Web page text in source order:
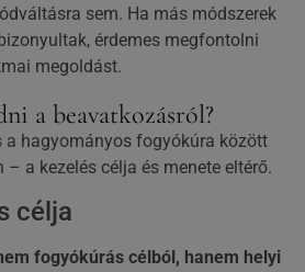
sem. Ha más módszerek
érdemes megfontolni
megoldást.
a beavatkozásról?
a hagyományos fogyókúra között
a kezelés célja és menete eltérő.
célja
fogyókúrás célból, hanem helyi